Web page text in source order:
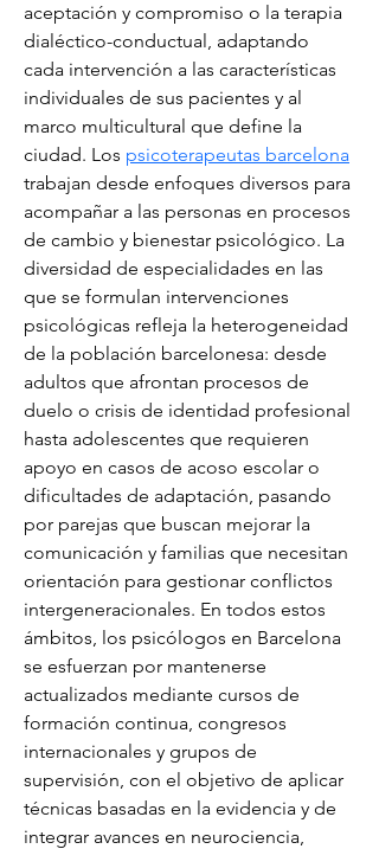
aceptación y compromiso o la terapia
dialéctico-conductual, adaptando
cada intervención a las características
individuales de sus pacientes y al
marco multicultural que define la
ciudad. Los psicoterapeutas barcelona
trabajan desde enfoques diversos para
acompañar a las personas en procesos
de cambio y bienestar psicológico. La
diversidad de especialidades en las
que se formulan intervenciones
psicológicas refleja la heterogeneidad
de la población barcelonesa: desde
adultos que afrontan procesos de
duelo o crisis de identidad profesional
hasta adolescentes que requieren
apoyo en casos de acoso escolar o
dificultades de adaptación, pasando
por parejas que buscan mejorar la
comunicación y familias que necesitan
orientación para gestionar conflictos
intergeneracionales. En todos estos
ámbitos, los psicólogos en Barcelona
se esfuerzan por mantenerse
actualizados mediante cursos de
formación continua, congresos
internacionales y grupos de
supervisión, con el objetivo de aplicar
técnicas basadas en la evidencia y de
integrar avances en neurociencia,